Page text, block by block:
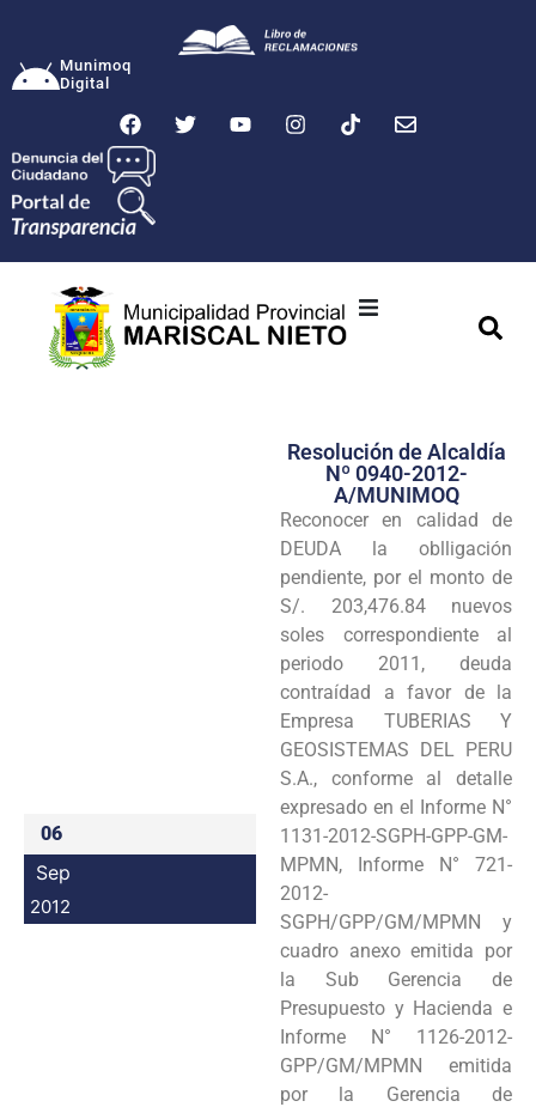
Munimoq
Digital
Transparencia
Seguridad
Programas
Intranet
06
Sep
2012
Resolución de Alcaldía
Nº 0940-2012-
A/MUNIMOQ
Reconocer en calidad de
DEUDA la oblligación
pendiente, por el monto de
S/. 203,476.84 nuevos
soles correspondiente al
periodo 2011, deuda
contraídad a favor de la
Empresa TUBERIAS Y
GEOSISTEMAS DEL PERU
S.A., conforme al detalle
expresado en el Informe N°
1131-2012-SGPH-GPP-GM-
MPMN, Informe N° 721-
2012-
SGPH/GPP/GM/MPMN y
cuadro anexo emitida por
la Sub Gerencia de
Presupuesto y Hacienda e
Informe N° 1126-2012-
GPP/GM/MPMN emitida
por la Gerencia de